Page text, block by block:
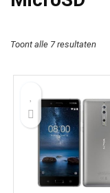
Toont alle 7 resultaten